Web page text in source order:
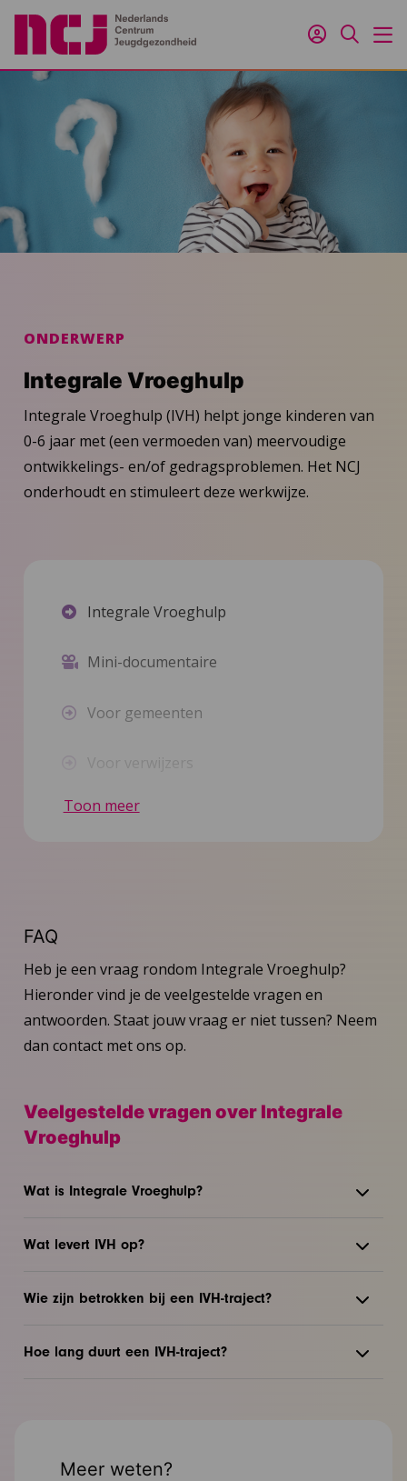
Inloggen
Zoeken
ONDERWERP
Integrale Vroeghulp
Integrale Vroeghulp (IVH) helpt jonge kinderen van
0-6 jaar met (een vermoeden van) meervoudige
ontwikkelings- en/of gedragsproblemen. Het NCJ
onderhoudt en stimuleert deze werkwijze.
Integrale Vroeghulp
Mini-documentaire
Voor gemeenten
Voor verwijzers
Voor JGZ
Nieuws
Inspiratie
Toon meer
FAQ
Heb je een vraag rondom Integrale Vroeghulp?
Hieronder vind je de veelgestelde vragen en
antwoorden. Staat jouw vraag er niet tussen? Neem
dan contact met ons op.
Veelgestelde vragen over Integrale
Vroeghulp
Wat is Integrale Vroeghulp?
Wat levert IVH op?
Wie zijn betrokken bij een IVH-traject?
Hoe lang duurt een IVH-traject?
Meer weten?